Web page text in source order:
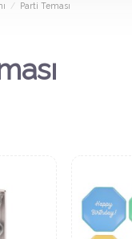
Parti Teması